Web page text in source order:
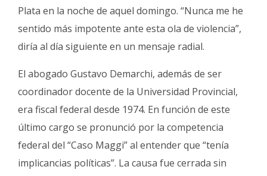
Plata en la noche de aquel domingo. “Nunca me he
sentido más impotente ante esta ola de violencia”,
diría al día siguiente en un mensaje radial.
El abogado Gustavo Demarchi, además de ser
coordinador docente de la Universidad Provincial,
era fiscal federal desde 1974. En función de este
último cargo se pronunció por la competencia
federal del “Caso Maggi” al entender que “tenía
implicancias políticas”. La causa fue cerrada sin